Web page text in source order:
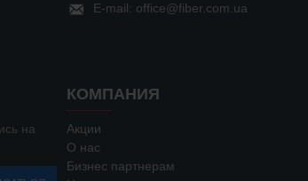
E-mail: office@fiber.com.ua
на
КОМПАНИЯ
Акции
О нас
Бизнес партнерам